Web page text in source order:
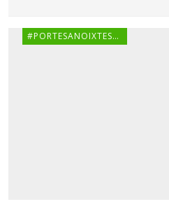
#PORTESANOIXTESGR